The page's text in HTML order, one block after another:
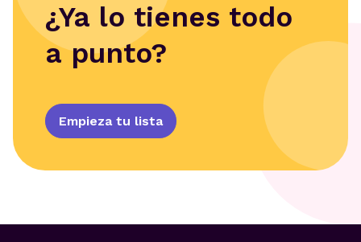
¿Ya lo tienes todo
a punto?
Empieza tu lista